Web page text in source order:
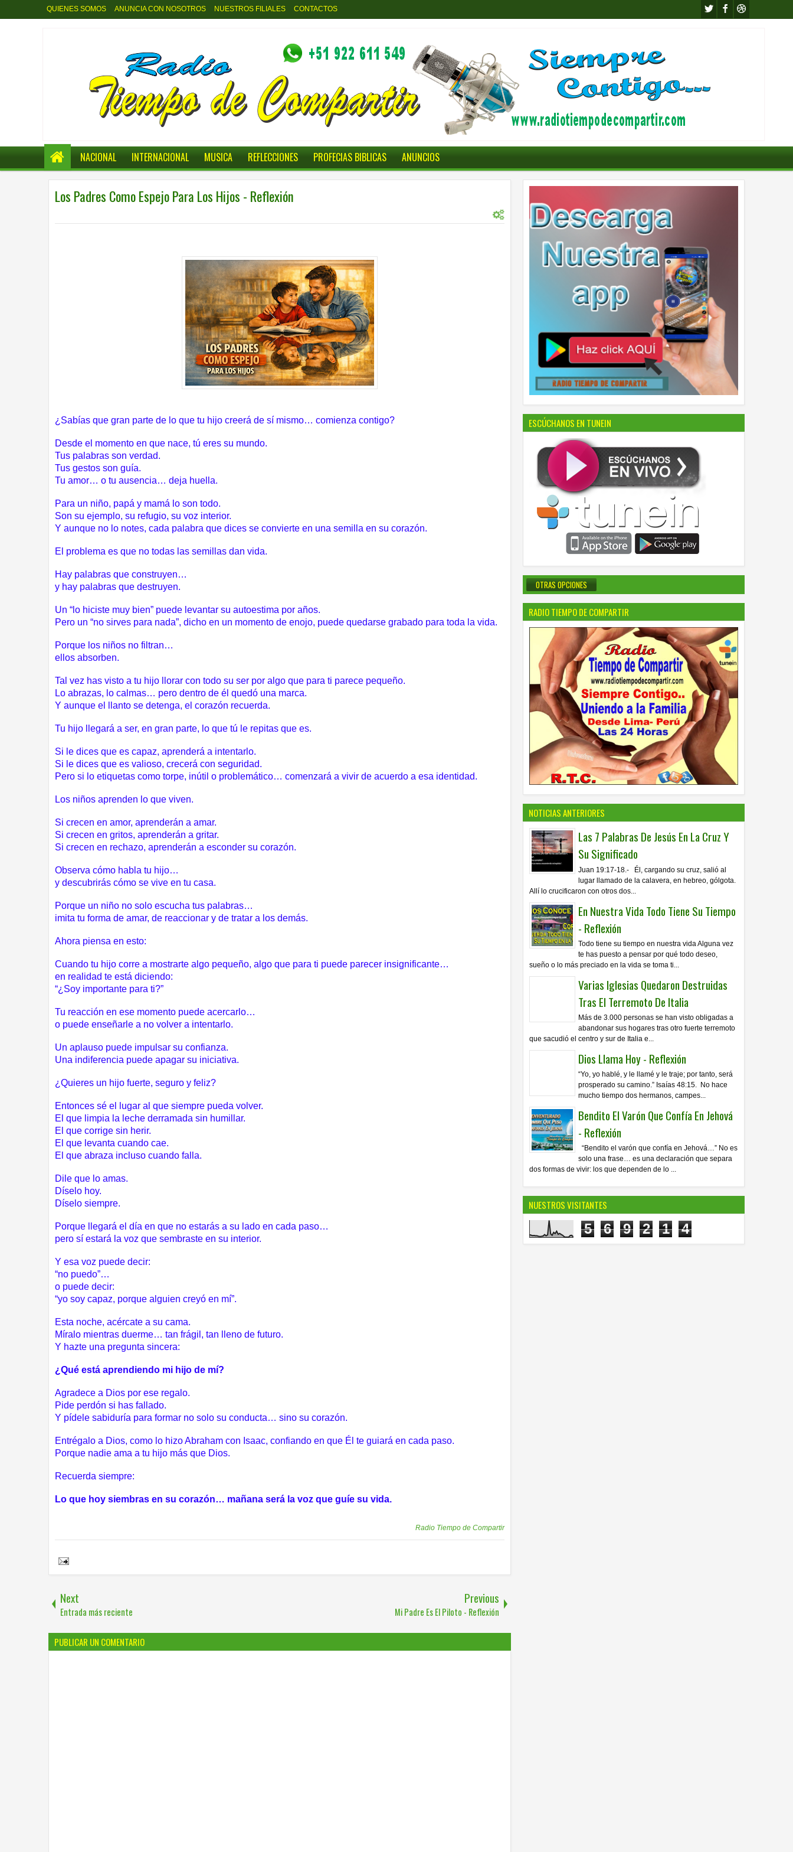
QUIENES SOMOS ANUNCIA CON NOSOTROS NUESTROS FILIALES CONTACTOS
NACIONAL INTERNACIONAL MUSICA REFLECCIONES PROFECIAS BIBLICAS ANUNCIOS
Los Padres Como Espejo Para Los Hijos - Reflexión
¿Sabías que gran parte de lo que tu hijo creerá de sí mismo… comienza contigo?
Desde el momento en que nace, tú eres su mundo.
Tus palabras son verdad.
Tus gestos son guía.
Tu amor… o tu ausencia… deja huella.
Para un niño, papá y mamá lo son todo.
Son su ejemplo, su refugio, su voz interior.
Y aunque no lo notes, cada palabra que dices se convierte en una semilla en su corazón.
El problema es que no todas las semillas dan vida.
Hay palabras que construyen…
y hay palabras que destruyen.
Un “lo hiciste muy bien” puede levantar su autoestima por años.
Pero un “no sirves para nada”, dicho en un momento de enojo, puede quedarse grabado para toda la vida.
Porque los niños no filtran…
ellos absorben.
Tal vez has visto a tu hijo llorar con todo su ser por algo que para ti parece pequeño.
Lo abrazas, lo calmas… pero dentro de él quedó una marca.
Y aunque el llanto se detenga, el corazón recuerda.
Tu hijo llegará a ser, en gran parte, lo que tú le repitas que es.
Si le dices que es capaz, aprenderá a intentarlo.
Si le dices que es valioso, crecerá con seguridad.
Pero si lo etiquetas como torpe, inútil o problemático… comenzará a vivir de acuerdo a esa identidad.
Los niños aprenden lo que viven.
Si crecen en amor, aprenderán a amar.
Si crecen en gritos, aprenderán a gritar.
Si crecen en rechazo, aprenderán a esconder su corazón.
Observa cómo habla tu hijo…
y descubrirás cómo se vive en tu casa.
Porque un niño no solo escucha tus palabras…
imita tu forma de amar, de reaccionar y de tratar a los demás.
Ahora piensa en esto:
Cuando tu hijo corre a mostrarte algo pequeño, algo que para ti puede parecer insignificante…
en realidad te está diciendo:
“¿Soy importante para ti?”
Tu reacción en ese momento puede acercarlo…
o puede enseñarle a no volver a intentarlo.
Un aplauso puede impulsar su confianza.
Una indiferencia puede apagar su iniciativa.
¿Quieres un hijo fuerte, seguro y feliz?
Entonces sé el lugar al que siempre pueda volver.
El que limpia la leche derramada sin humillar.
El que corrige sin herir.
El que levanta cuando cae.
El que abraza incluso cuando falla.
Dile que lo amas.
Díselo hoy.
Díselo siempre.
Porque llegará el día en que no estarás a su lado en cada paso…
pero sí estará la voz que sembraste en su interior.
Y esa voz puede decir:
“no puedo”…
o puede decir:
“yo soy capaz, porque alguien creyó en mí”.
Esta noche, acércate a su cama.
Míralo mientras duerme… tan frágil, tan lleno de futuro.
Y hazte una pregunta sincera:
¿Qué está aprendiendo mi hijo de mí?
Agradece a Dios por ese regalo.
Pide perdón si has fallado.
Y pídele sabiduría para formar no solo su conducta… sino su corazón.
Entrégalo a Dios, como lo hizoAbraham con Isaac, confiando en que Él te guiará en cada paso.
Porque nadie ama a tu hijo más que Dios.
Recuerda siempre:
Lo que hoy siembras en su corazón… mañana será la voz que guíe su vida.
Radio Tiempo de Compartir
Next
Entrada más reciente
Previous
Mi Padre Es El Piloto - Reflexión
PUBLICAR UN COMENTARIO
ESCÚCHANOS EN TUNEIN
OTRAS OPCIONES
RADIO TIEMPO DE COMPARTIR
NOTICIAS ANTERIORES
Las 7 Palabras De Jesús En La Cruz Y
Su Significado
Juan 19:17-18.- Él, cargando su cruz, salió al
lugar llamado de la calavera, en hebreo, gólgota.
Allí lo crucificaron con otros dos...
En Nuestra Vida Todo Tiene Su Tiempo
- Reflexión
Todo tiene su tiempo en nuestra vida Alguna vez
te has puesto a pensar por qué todo deseo,
sueño o lo más preciado en la vida se toma ti...
Varias Iglesias Quedaron Destruidas
Tras El Terremoto De Italia
Más de 3.000 personas se han visto obligadas a
abandonar sus hogares tras otro fuerte terremoto
que sacudió el centro y sur de Italia e...
Dios Llama Hoy - Reflexión
“Yo, yo hablé, y le llamé y le traje; por tanto, será
prosperado su camino.” Isaías 48:15. No hace
mucho tiempo dos hermanos, campes...
Bendito El Varón Que Confía En Jehová
- Reflexión
“Bendito el varón que confía en Jehová…” No es
solo una frase… es una declaración que separa
dos formas de vivir: los que dependen de lo ...
NUESTROS VISITANTES
5 6 9 2 1 4